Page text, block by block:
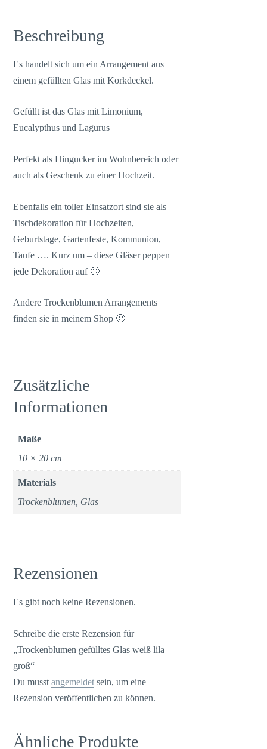
Beschreibung
Es handelt sich um ein Arrangement aus
einem gefüllten Glas mit Korkdeckel.
Gefüllt ist das Glas mit Limonium,
Eucalypthus und Lagurus
Perfekt als Hingucker im Wohnbereich oder
auch als Geschenk zu einer Hochzeit.
Ebenfalls ein toller Einsatzort sind sie als
Tischdekoration für Hochzeiten,
Geburtstage, Gartenfeste, Kommunion,
Taufe …. Kurz um – diese Gläser peppen
jede Dekoration auf 🙂
Andere Trockenblumen Arrangements
finden sie in meinem Shop 🙂
Zusätzliche
Informationen
Maße
10 × 20 cm
Materials
Trockenblumen, Glas
Rezensionen
Es gibt noch keine Rezensionen.
Schreibe die erste Rezension für
„Trockenblumen gefülltes Glas weiß lila
groß“
Du musstangemeldet sein, um eine
Rezension veröffentlichen zu können.
Ähnliche Produkte